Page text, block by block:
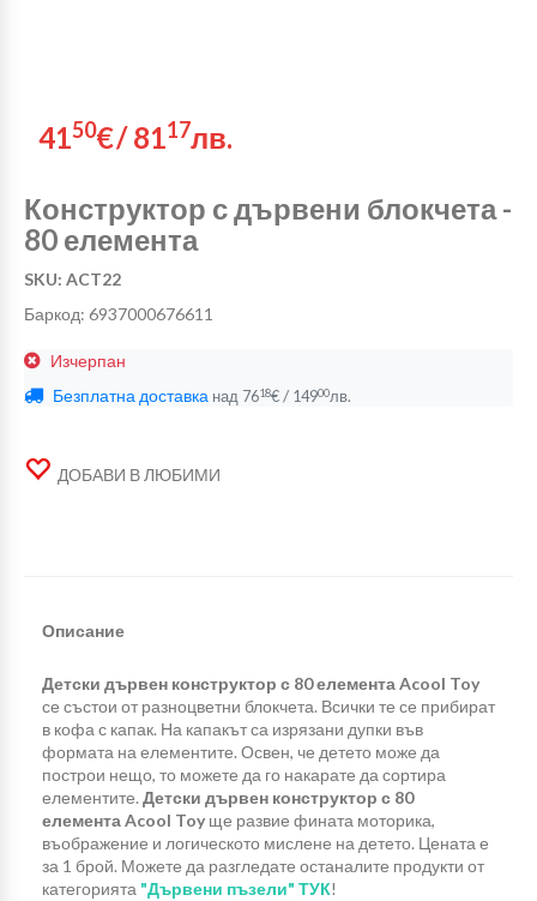
4150€/8117лв.
Конструктор с дървени блокчета -
80 елемента
SKU: ACT22
Баркод: 6937000676611
Изчерпан
Безплатна доставка над 7618€ / 14900лв.
ДОБАВИ В ЛЮБИМИ
Описание
Детски дървен конструктор с 80 елемента Acool Toy
се състои от разноцветни блокчета. Всички те се прибират
в кофа с капак. На капакът са изрязани дупки във
формата на елементите. Освен, че детето може да
построи нещо, то можете да го накарате да сортира
елементите. Детски дървен конструктор с 80
елемента Acool Toy ще развие фината моторика,
въображение и логическото мислене на детето. Цената е
за 1 брой. Можете да разгледате останалите продукти от
категорията "Дървени пъзели" ТУК!